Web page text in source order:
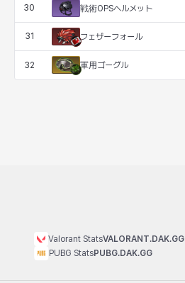
30 戦術OPSヘルメット
31 フェザーフォール
32 軍用ゴーグル
Valorant StatsVALORANT.DAK.GG
PUBG StatsPUBG.DAK.GG